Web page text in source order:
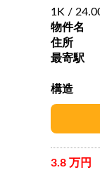
1K /
物件名
住所
最寄駅
構造
3.8 万円